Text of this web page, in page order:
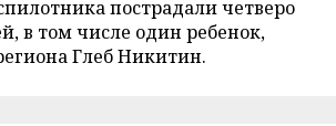
пострадали четверо
в том числе один ребенок,
Глеб Никитин.